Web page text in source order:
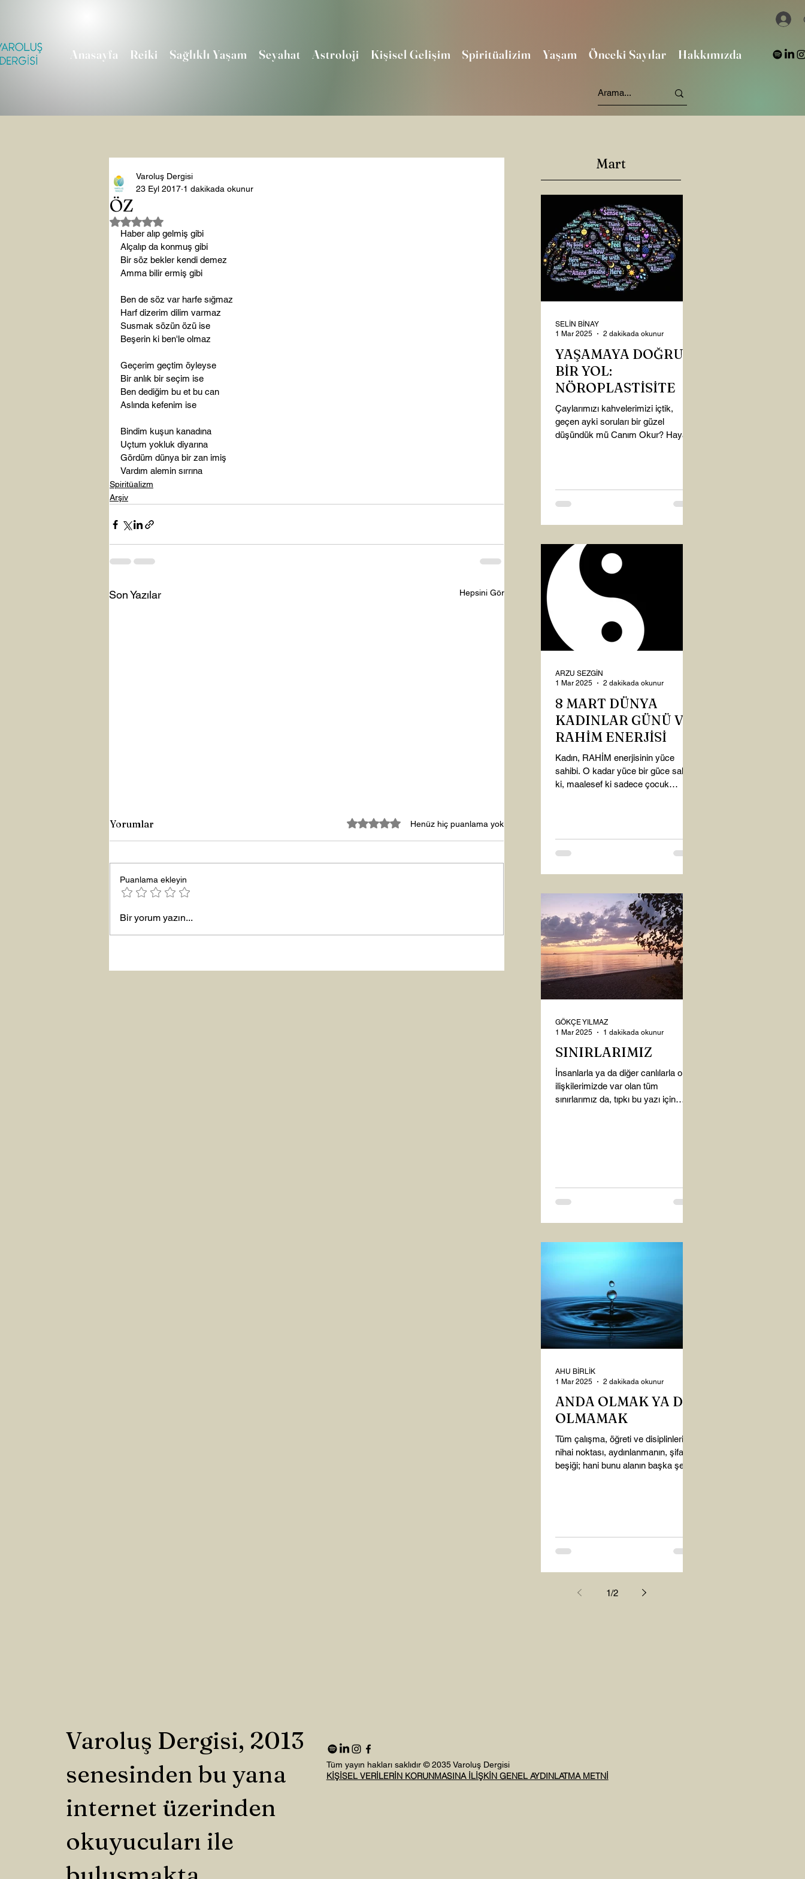
Anasayfa Reiki Sağlıklı Yaşam Seyahat Astroloji Kişisel Gelişim Spiritüalizim Yaşam Önceki Sayılar Hakkımızda
ÖZ
Varoluş Dergisi
23 Eyl 2017 1 dakikada okunur
5 üzerinden NaN yıldız
Haber alıp gelmiş gibi
Alçalıp da konmuş gibi
Bir söz bekler kendi demez
Amma bilir ermiş gibi
Ben de söz var harfe sığmaz
Harf dizerim dilim varmaz
Susmak sözün özü ise
Beşerin ki ben'le olmaz
Geçerim geçtim öyleyse
Bir anlık bir seçim ise
Ben dediğim bu et bu can
Aslında kefenim ise
Bindim kuşun kanadına
Uçtum yokluk diyarına
Gördüm dünya bir zan imiş
Vardım alemin sırrına
Spiritüalizm
Arşiv
Son Yazılar Hepsini Gör
Yorumlar 5 üzerinden 0 yıldızHenüz hiç puanlama yok
Puanlama ekleyin
Bir yorum yazın...
Mart
YAŞAMAYA DOĞRU
BİR YOL:
NÖROPLASTİSİTE
Çaylarımızı kahvelerimizi içtik,
geçen ayki soruları bir güzel
düşündük mü Canım Okur? Hayatta
SELİN BİNAY
1 Mar 2025
2 dakikada okunur
8 MART DÜNYA
KADINLAR GÜNÜ VE
RAHİM ENERJİSİ
Kadın, RAHİM enerjisinin yüce
sahibi. O kadar yüce bir güce sahip
ki, maalesef ki sadece çocuk
ARZU SEZGİN
1 Mar 2025
2 dakikada okunur
SINIRLARIMIZ
İnsanlarla ya da diğer canlılarla olan
ilişkilerimizde var olan tüm
sınırlarımız da, tıpkı bu yazı için
GÖKÇE YILMAZ
1 Mar 2025
1 dakikada okunur
ANDA OLMAK YA DA
OLMAMAK
Tüm çalışma, öğreti ve disiplinlerin
nihai noktası, aydınlanmanın, şifanın
beşiği; hani bunu alanın başka şey
AHU BİRLİK
1 Mar 2025
2 dakikada okunur
1/2
Varoluş Dergisi, 2013
senesinden bu yana
internet üzerinden
okuyucuları ile
Tüm yayın hakları saklıdır © 2035 Varoluş Dergisi
KİŞİSEL VERİLERİN KORUNMASINA İLİŞKİN GENEL AYDINLATMA METNİ